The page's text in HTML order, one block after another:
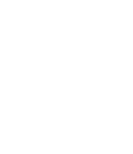
in cui l’utente utilizza il
che si occupano di analisi
social media, i quali potrebbero
che ha fornito loro o
utilizzo dei loro servizi.